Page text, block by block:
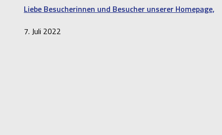
Liebe Besucherinnen und Besucher unserer Homepage,
7. Juli 2022